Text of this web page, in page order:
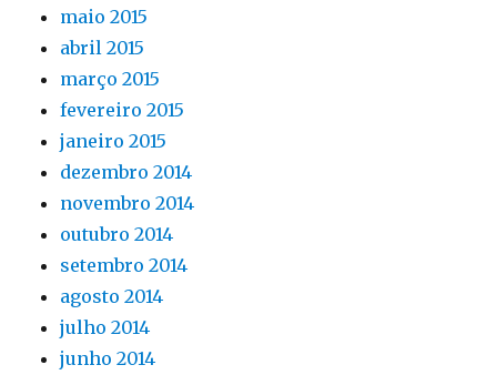
maio 2015
abril 2015
março 2015
fevereiro 2015
janeiro 2015
dezembro 2014
novembro 2014
outubro 2014
setembro 2014
agosto 2014
julho 2014
junho 2014